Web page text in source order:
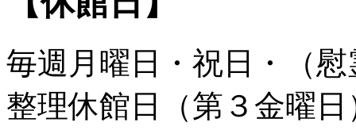
毎週月曜日・祝日・（
整理休館日（第３金曜日